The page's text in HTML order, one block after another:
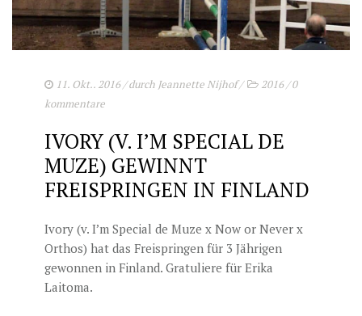
11. Okt.. 2016/ durch Jeannette Nijhof/ 2016/0
kommentare
IVORY (V. I’M SPECIAL DE
MUZE) GEWINNT
FREISPRINGEN IN FINLAND
Ivory (v. I’m Special de Muze x Now or Never x
Orthos) hat das Freispringen für 3 Jährigen
gewonnen in Finland. Gratuliere für Erika
Laitoma.